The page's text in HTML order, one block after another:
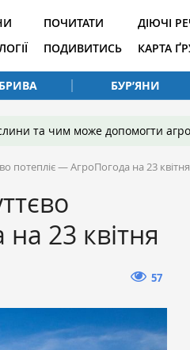
ПОЧИТАТИ
ПОДИВИТИСЬ
ДІЮЧІ
КАРТА
БУР’ЯНИ
та чим може допомогти
потепліє — АгроПогода на 23 квітня
23 квітня
57